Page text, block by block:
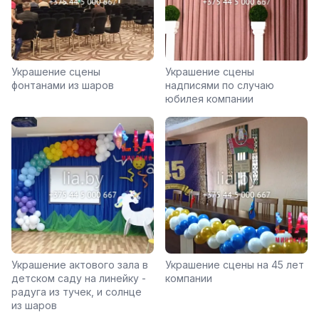
Украшение сцены
фонтанами из шаров
Украшение сцены
надписями по случаю
юбилея компании
Украшение актового зала в
детском саду на линейку -
радуга из тучек, и солнце
из шаров
Украшение сцены на 45 лет
компании